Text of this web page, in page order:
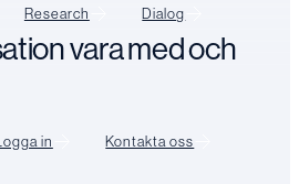
Research Dialog
vara med och
in Kontakta oss